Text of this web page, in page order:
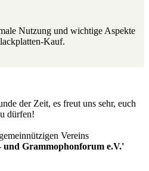
Nutzung und wichtige Aspekte
Kauf.
der Zeit, es freut uns sehr, euch
dürfen!
Vereins
und Grammophonforum e.V.'